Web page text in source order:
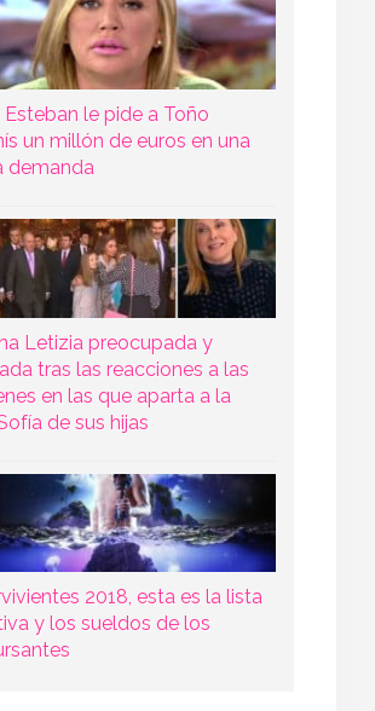
Esteban le pide a Toño
un millón de euros en una
demanda
Letizia preocupada y
tras las reacciones a las
en las que aparta a la
de sus hijas
2018, esta es la lista
y los sueldos de los